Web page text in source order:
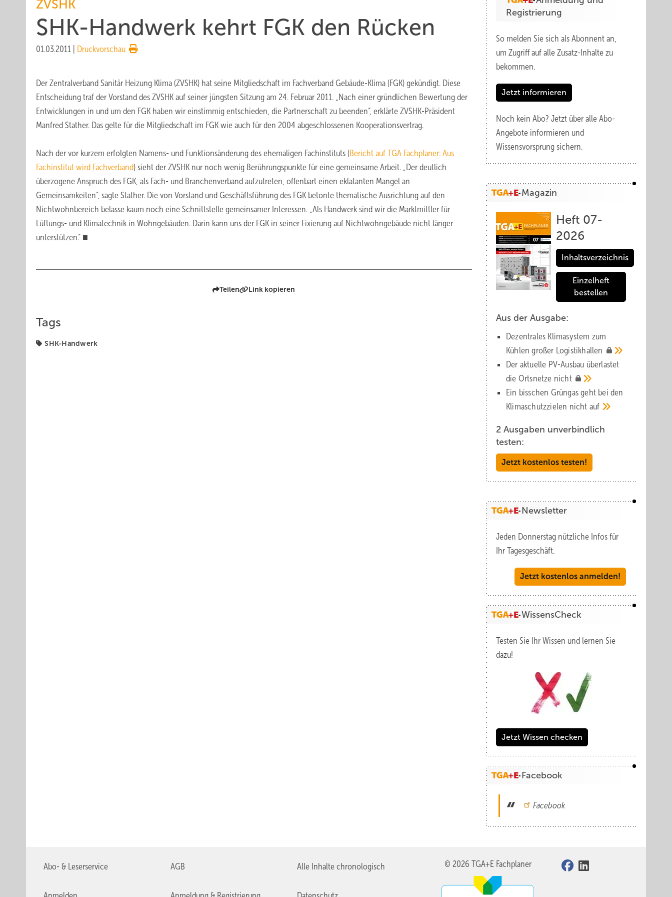
ZVSHK
SHK-Handwerk kehrt FGK den Rücken
01.03.2011 Druckvorschau
Der Zentralverband Sanitär Heizung Klima (ZVSHK) hat seine Mitgliedschaft im Fachverband Gebäude-Klima (FGK) gekündigt. Diese
Entscheidung traf der Vorstand des ZVSHK auf seiner jüngsten Sitzung am 24. Februar 2011. „Nach einer gründlichen Bewertung der
Entwicklungen in und um den FGK haben wir einstimmig entschieden, die Partnerschaft zu beenden“, erklärte ZVSHK-Präsident
Manfred Stather. Das gelte für die Mitgliedschaft im FGK wie auch für den 2004 abgeschlossenen Kooperationsvertrag.
Nach der vor kurzem erfolgten Namens- und Funktionsänderung des ehemaligen Fachinstituts (Bericht auf TGA Fachplaner: Aus
Fachinstitut wird Fachverband) sieht der ZVSHK nur noch wenig Berührungspunkte für eine gemeinsame Arbeit. „Der deutlich
überzogene Anspruch des FGK, als Fach- und Branchenverband aufzutreten, offenbart einen eklatanten Mangel an
Gemeinsamkeiten“, sagte Stather. Die von Vorstand und Geschäftsführung des FGK betonte thematische Ausrichtung auf den
Nichtwohnbereich belasse kaum noch eine Schnittstelle gemeinsamer Interessen. „Als Handwerk sind wir die Marktmittler für
Lüftungs- und Klimatechnik in Wohngebäuden. Darin kann uns der FGK in seiner Fixierung auf Nichtwohngebäude nicht länger
unterstützen.“ ■
Teilen Link kopieren
Tags
SHK-Handwerk
Registrierung
So melden Sie sich als Abonnent an,
um Zugriff auf alle Zusatz-Inhalte zu
bekommen.
Jetzt informieren
Noch kein Abo? Jetzt über alle Abo-
Angebote informieren und
Wissensvorsprung sichern.
Magazin
Heft 07-
2026
Inhaltsverzeichnis
Einzelheft
bestellen
Aus der Ausgabe:
Dezentrales Klimasystem zum
Kühlen großer Logistik­hallen
Der aktuelle PV-Ausbau über­lastet
die Orts­netze nicht
Ein bisschen Grüngas geht bei den
Klima­schutz­zielen nicht auf
2 Ausgaben unverbindlich
testen:
Jetzt kostenlos testen!
Newsletter
Jeden Donnerstag nützliche Infos für
Ihr Tagesgeschäft.
Jetzt kostenlos anmelden!
WissensCheck
Testen Sie Ihr Wissen und lernen Sie
dazu!
Jetzt Wissen checken
Facebook
Facebook
Abo- & Leserservice AGB Alle Inhalte chronologisch © 2026 TGA+E Fachplaner